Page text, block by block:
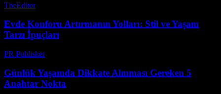
TheEditor-
Evde Konforu Artırmanın Yolları: Stil ve Yaşam
Tarzı İpuçları
PR Publisher-
Günlük Yaşamda Dikkate Alınması Gereken 5
Anahtar Nokta